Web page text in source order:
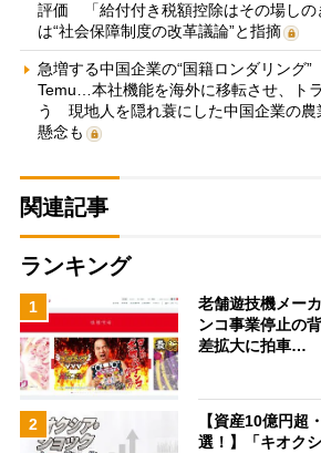
評価 「給付付き税額控除はその場しの
は“社会保障制度の改革議論”と指摘
急増する中国企業の“国籍ロンダリング”
Temu…本社機能を海外に移転させ、ト
う 現地人を隠れ蓑にした中国企業の農
懸念も
関連記事
ランキング
1
老舗遊技機メー
ンコ事業停止の
差拡大に拍車…
2
【資産10億円超
選！】「キオク